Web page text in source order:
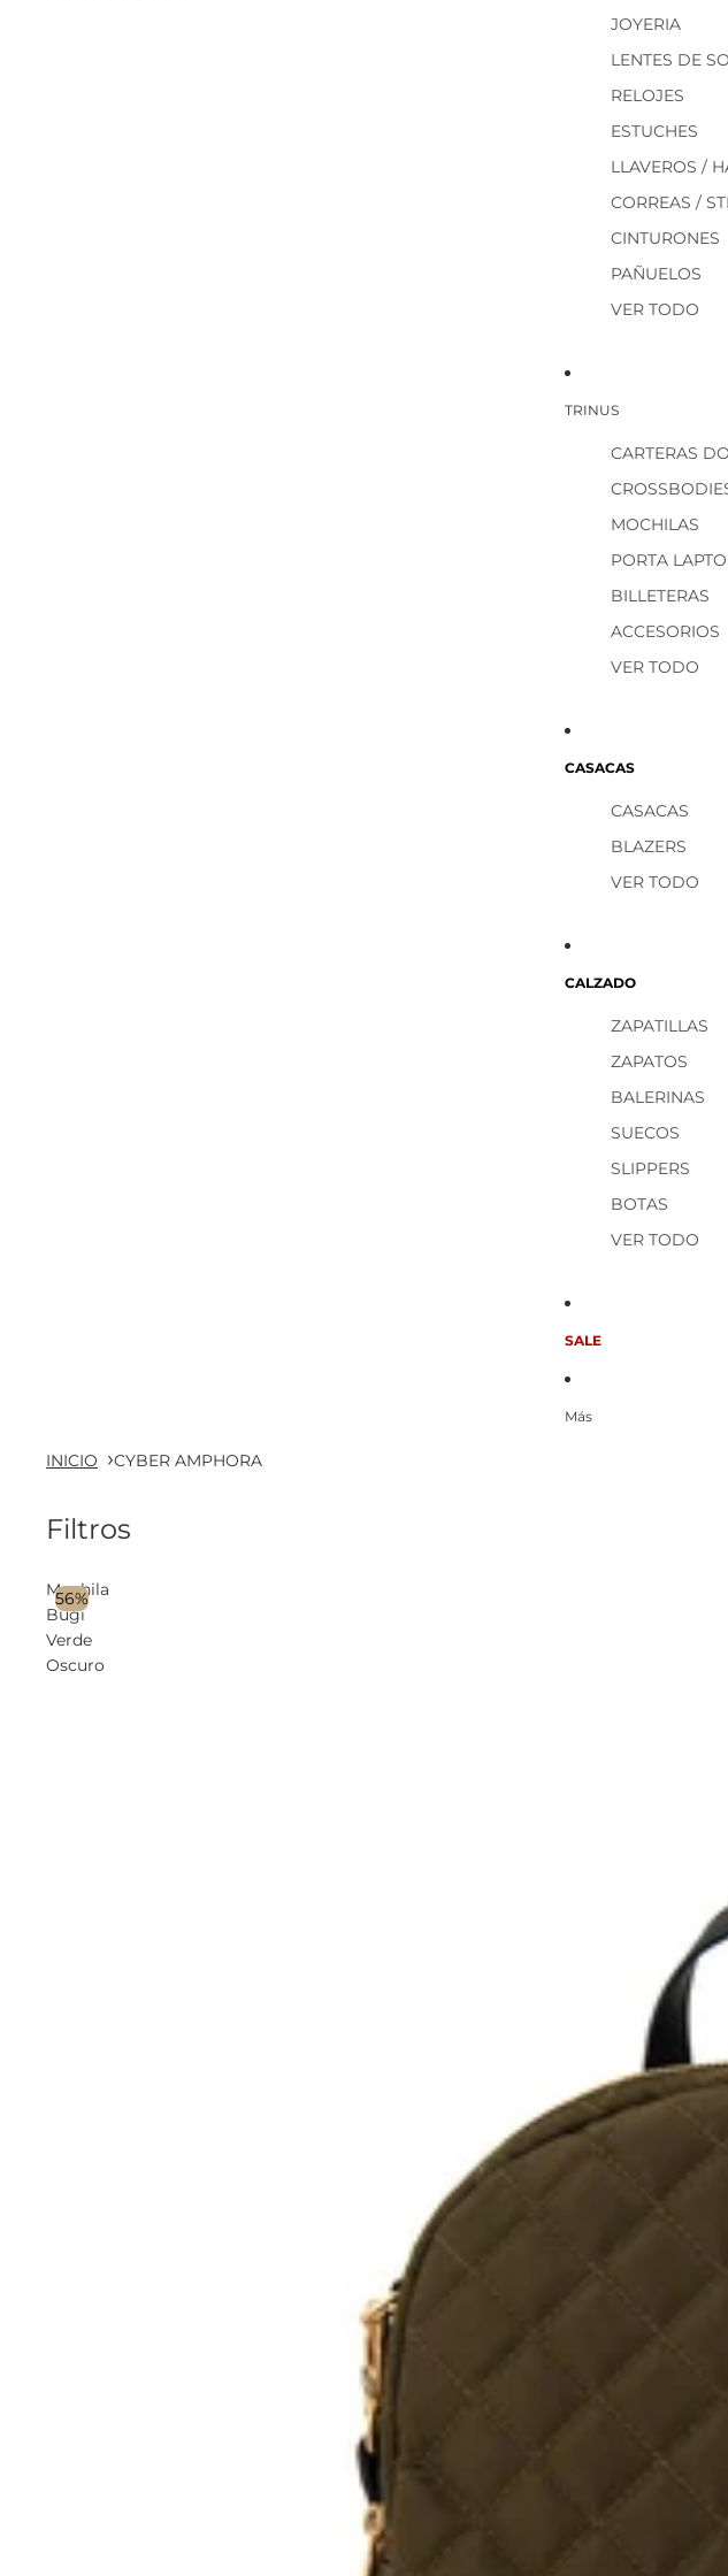
JOYERIA
LENTES DE
RELOJES
ESTUCHES
LLAVEROS /
CORREAS /
CINTURONES
PAÑUELOS
VER TODO
TRINUS
CARTERAS
MOCHILAS
PORTA
BILLETERAS
ACCESORIOS
VER TODO
CASACAS
CASACAS
BLAZERS
VER TODO
CALZADO
ZAPATILLAS
ZAPATOS
BALERINAS
SUECOS
SLIPPERS
BOTAS
VER TODO
SALE
Más
INICIO CYBER AMPHORA
Filtros
Mochila
Bugi
Verde
Oscuro
56%